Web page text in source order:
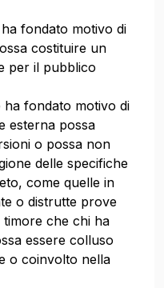
fondato motivo di
costituire un
per il pubblico
fondato motivo di
esterna possa
o possa non
delle specifiche
come quelle in
o distrutte prove
che chi ha
essere colluso
o coinvolto nella